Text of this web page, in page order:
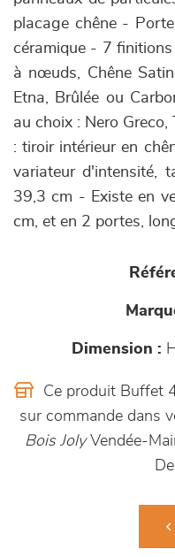
placage chêne -
céramique - 7
à nœuds, Chêne
Etna, Brûlée ou
au choix : Nero
: tiroir intérieur en
variateur d'intensité,
39,3 cm - Existe en
cm, et en 2 portes,
Dimension :
Ce produit Buffet
sur commande dans
Bois JolyVendée-